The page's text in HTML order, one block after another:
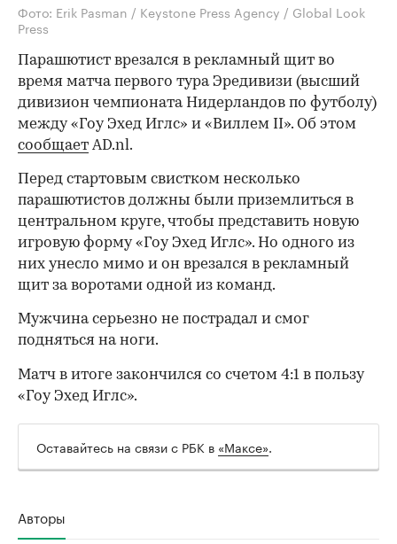
Фото: Erik Pasman / Keystone Press Agency / Global Look
Press
Парашютист врезался в рекламный щит во
время матча первого тура Эредивизи (высший
дивизион чемпионата Нидерландов по футболу)
между «Гоу Эхед Иглс» и «Виллем II». Об этом
сообщает AD.nl.
Перед стартовым свистком несколько
парашютистов должны были приземлиться в
центральном круге, чтобы представить новую
игровую форму «Гоу Эхед Иглс». Но одного из
них унесло мимо и он врезался в рекламный
щит за воротами одной из команд.
Мужчина серьезно не пострадал и смог
подняться на ноги.
Матч в итоге закончился со счетом 4:1 в пользу
«Гоу Эхед Иглс».
Оставайтесь на связи с РБК в «Максе».
Авторы